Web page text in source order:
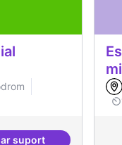
suport